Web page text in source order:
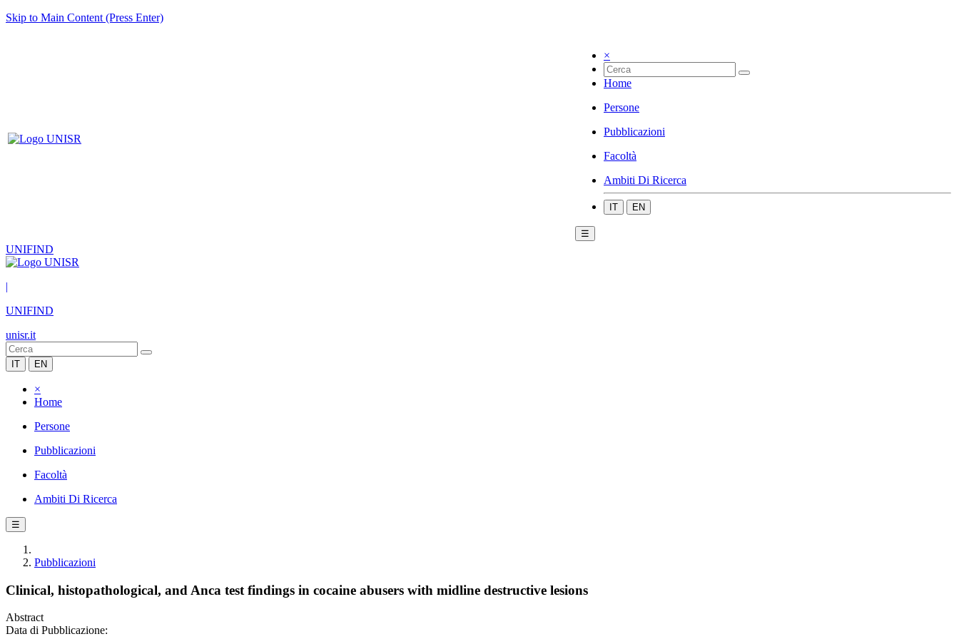
Skip to Main Content (Press Enter)
×
Home
Persone
Pubblicazioni
Facoltà
Ambiti Di Ricerca
IT EN
☰
UNIFIND
|
UNIFIND
unisr.it
IT EN
×
Home
Persone
Pubblicazioni
Facoltà
Ambiti Di Ricerca
☰
Pubblicazioni
Clinical, histopathological, and Anca test findings in cocaine abusers with midline destructive lesions
Abstract
Data di Pubblicazione: